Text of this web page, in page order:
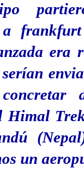
a
era
Himal
un